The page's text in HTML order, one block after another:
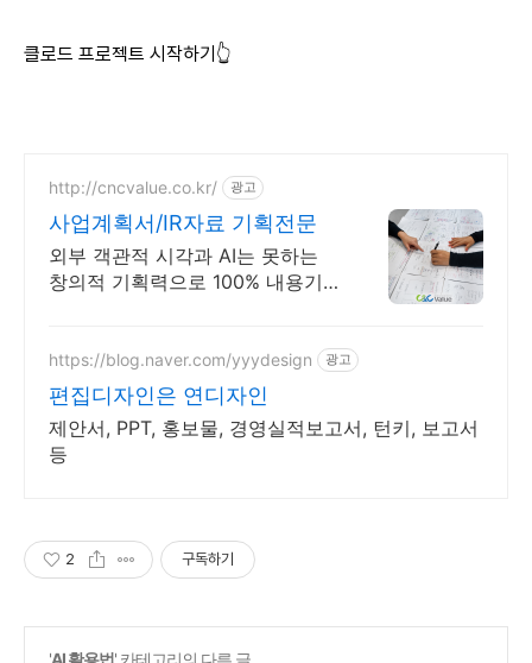
클로드 프로젝트 시작하기👆
http://cncvalue.co.kr/ 광고
사업계획서/IR자료 기획전문
외부 객관적 시각과 AI는 못하는
창의적 기획력으로 100% 내용기
장 그려내니 기획&디자인 완벽
https://blog.naver.com/yyydesign 광고
편집디자인은 연디자인
제안서, PPT, 홍보물, 경영실적보고서, 턴키, 보고서
등
2 구독하기
'AI 활용법' 카테고리의 다른 글